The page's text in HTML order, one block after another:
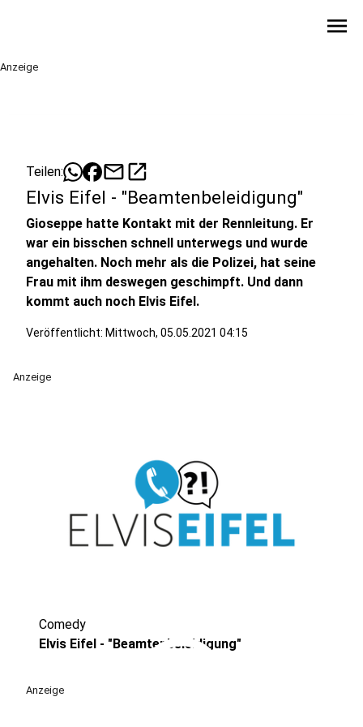
menu
Anzeige
Teilen: mailopen_in_new
Elvis Eifel - "Beamtenbeleidigung"
Gioseppe hatte Kontakt mit der Rennleitung. Er
war ein bisschen schnell unterwegs und wurde
angehalten. Noch mehr als die Polizei, hat seine
Frau mit ihm deswegen geschimpft. Und dann
kommt auch noch Elvis Eifel.
Veröffentlicht: Mittwoch, 05.05.2021 04:15
Anzeige
play_circle
Comedy
Elvis Eifel - "Beamtenbeleidigung"
Anzeige